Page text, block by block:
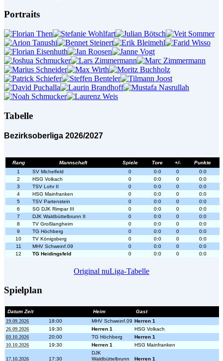
Portraits
Tabelle
Bezirksoberliga 2026/2027
Rang Mannschaft Spiele Tore +/-
Punkte
1
SV Michelfeld 0 0:0 0
0:0
2
HSG Volkach 0 0:0 0
0:0
3
TSV Lohr II 0 0:0 0
0:0
4
HSG Mainfranken 0 0:0 0
0:0
5
TSV Partenstein 0 0:0 0
0:0
6
SG DJK Rimpar III 0 0:0 0
0:0
7
DJK Waldbüttelbrunn II 0 0:0 0
0:0
8
TV Großlangheim 0 0:0 0
0:0
9
TG Höchberg 0 0:0 0
0:0
10
TV Königsberg 0 0:0 0
0:0
11
MHV Schweinf.09 0 0:0 0
0:0
12
TG Heidingsfeld 0 0:0 0 0:0
Original nuLiga-Tabelle
Spielplan
Datum Zeit Heim
Gast
19.09.2026
18:00 MHV Schweinf.09 Herren 1
26.09.2026
19:30 Herren 1
HSG Volkach
03.10.2026
20:00 TG Höchberg
Herren 1
10.10.2026
19:30 Herren 1 HSG Mainfranken
17.10.2026 17:30
DJK
Waldbüttelbrunn
Herren 1